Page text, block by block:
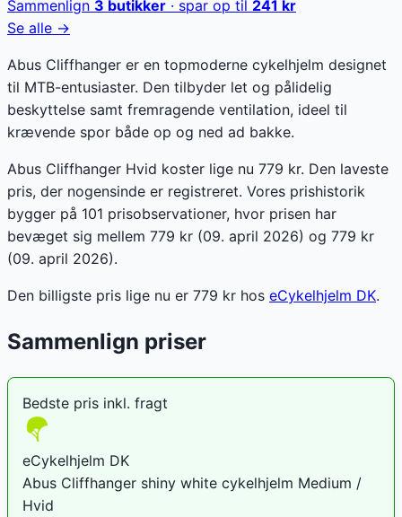
Sammenlign 3 butikker · spar op til 241 kr
Se alle →
Abus Cliffhanger er en topmoderne cykelhjelm designet
til MTB-entusiaster. Den tilbyder let og pålidelig
beskyttelse samt fremragende ventilation, ideel til
krævende spor både op og ned ad bakke.
Abus Cliffhanger Hvid koster lige nu 779 kr. Den laveste
pris, der nogensinde er registreret. Vores prishistorik
bygger på 101 prisobservationer, hvor prisen har
bevæget sig mellem 779 kr (09. april 2026) og 779 kr
(09. april 2026).
Den billigste pris lige nu er 779 kr hos eCykelhjelm DK.
Sammenlign priser
Bedste pris inkl. fragt
eCykelhjelm DK
Abus Cliffhanger shiny white cykelhjelm Medium /
Hvid